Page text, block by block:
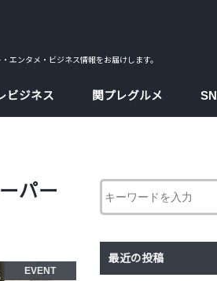
エンタメ・ビジネス情報をお届けします。
ビジネス 関プレグルメ
パー
EVENT
最近の投稿